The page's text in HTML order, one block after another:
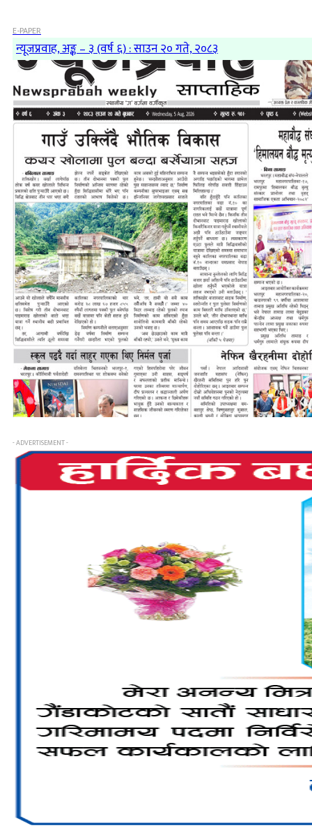
E-PAPER
न्यूजप्रवाह, अङ्क – ३ (वर्ष ६) : साउन २० गते, २०८३
- ADVERTISEMENT -